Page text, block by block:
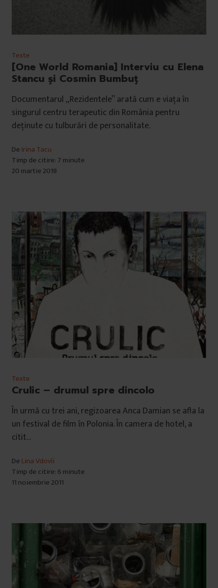
Texte
[One World Romania] Interviu cu Elena
Stancu și Cosmin Bumbuț
Documentarul „Rezidentele” arată cum e viața în
singurul centru terapeutic din România pentru
deținute cu tulburări de personalitate.
De Irina Tacu
Timp de citire: 7 minute
20 martie 2018
Texte
Crulic – drumul spre dincolo
În urmă cu trei ani, regizoarea Anca Damian se afla la
un festival de film în Polonia. În camera de hotel, a
citit…
De Lina Vdovîi
Timp de citire: 6 minute
11 noiembrie 2011